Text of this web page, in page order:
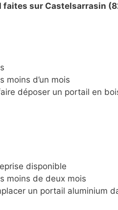
faites sur Castelsarrasin
moins d’un mois
déposer un portail en
disponible
moins de deux mois
un portail aluminium